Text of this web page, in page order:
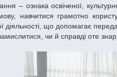
навчитися грамотно
що допомагає
замислитися, чи й справді оте